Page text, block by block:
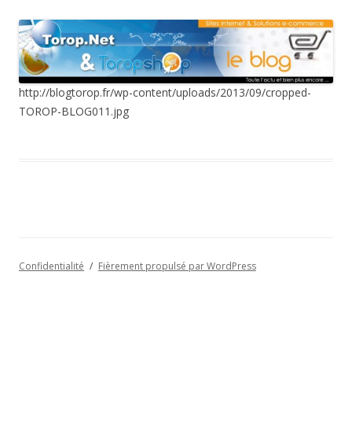
http://blogtorop.fr/wp-content/uploads/2013/09/cropped-
TOROP-BLOG011.jpg
Confidentialité Fièrement propulsé par WordPress